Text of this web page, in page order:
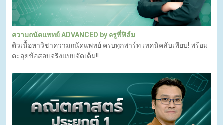
ความถนัดแพทย์ ADVANCED by ครูพี่ฟิล์ม
ติวเนื้อหาวิชาความถนัดแพทย์ ครบทุกพาร์ท เทคนิคลับเพียบ! พร้อม
ตะลุยข้อสอบจริงแบบจัดเต็ม!!